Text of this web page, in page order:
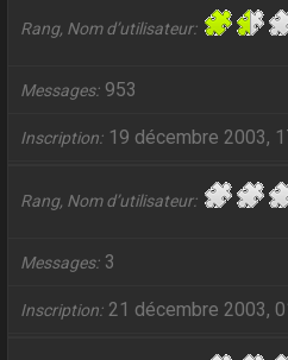
Rang, Nom d’utilisateur
Messages 953
Inscription 19 décembre 2003,
Rang, Nom d’utilisateur
Messages 3
Inscription 21 décembre 2003,